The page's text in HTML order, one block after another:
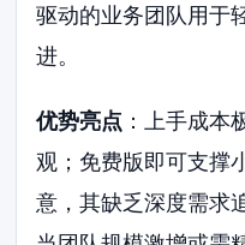
驱动的业务团队用于
进。
优势亮点 ：上手成本
观；免费版即可支撑
意，其缺乏深度需求